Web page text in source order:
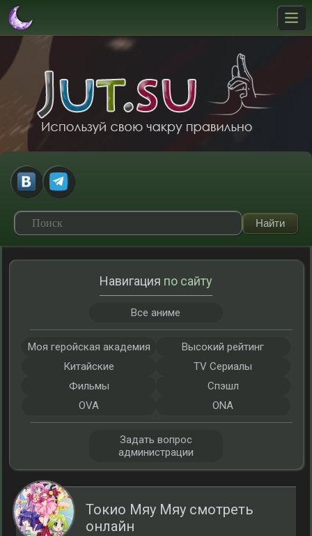
Токио Мяу Мяу смотреть
онлайн
Навигация по сайту
Все аниме
Моя геройская академия
Высокий рейтинг
Китайские
TV Сериалы
Фильмы
Спэшл
OVA
ONA
Задать вопрос
администрации